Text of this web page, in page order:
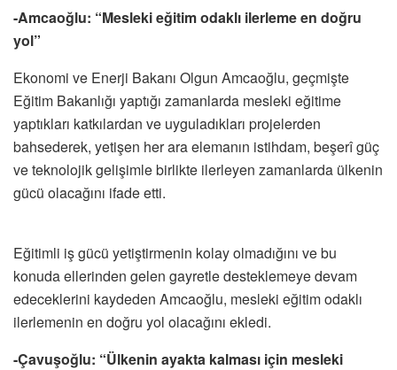
-Amcaoğlu: “Mesleki eğitim odaklı ilerleme en doğru
yol”
Ekonomi ve Enerji Bakanı Olgun Amcaoğlu, geçmişte
Eğitim Bakanlığı yaptığı zamanlarda mesleki eğitime
yaptıkları katkılardan ve uyguladıkları projelerden
bahsederek, yetişen her ara elemanın istihdam, beşerî güç
ve teknolojik gelişimle birlikte ilerleyen zamanlarda ülkenin
gücü olacağını ifade etti.
Eğitimli iş gücü yetiştirmenin kolay olmadığını ve bu
konuda ellerinden gelen gayretle desteklemeye devam
edeceklerini kaydeden Amcaoğlu, mesleki eğitim odaklı
ilerlemenin en doğru yol olacağını ekledi.
-Çavuşoğlu: “Ülkenin ayakta kalması için mesleki